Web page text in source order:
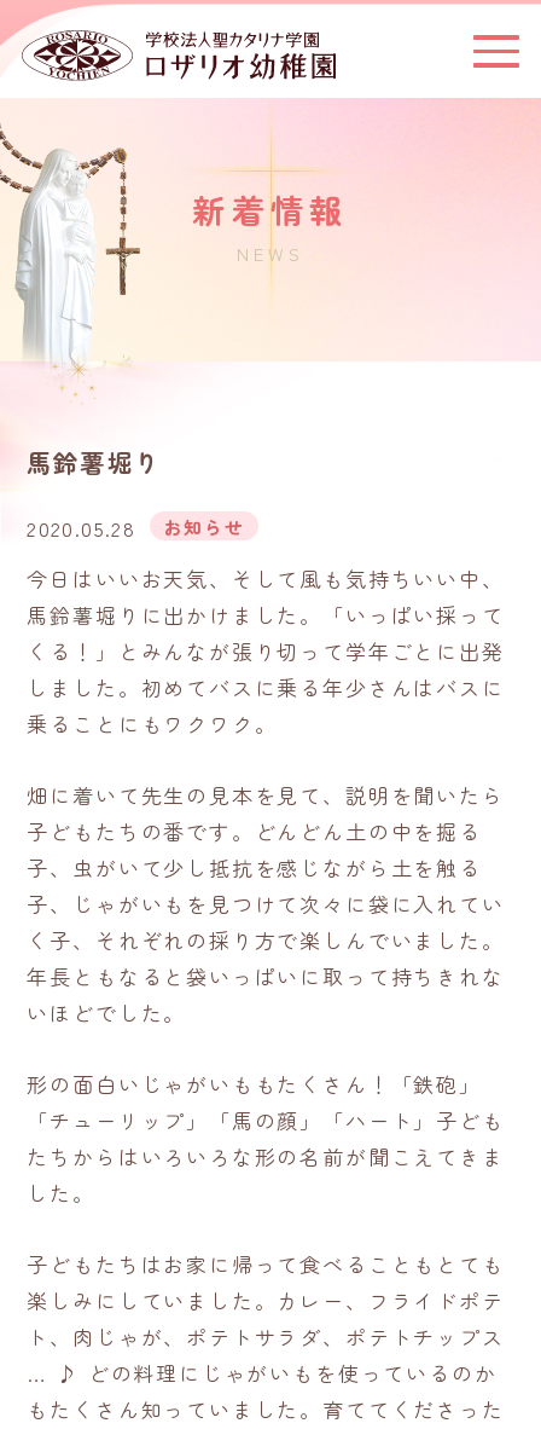
新着情報
NEWS
馬鈴薯堀り
2020.05.28 お知らせ
今日はいいお天気、そして風も気持ちいい中、
馬鈴薯堀りに出かけました。「いっぱい採って
くる！」とみんなが張り切って学年ごとに出発
しました。初めてバスに乗る年少さんはバスに
乗ることにもワクワク。
畑に着いて先生の見本を見て、説明を聞いたら
子どもたちの番です。どんどん土の中を掘る
子、虫がいて少し抵抗を感じながら土を触る
子、じゃがいもを見つけて次々に袋に入れてい
く子、それぞれの採り方で楽しんでいました。
年長ともなると袋いっぱいに取って持ちきれな
いほどでした。
形の面白いじゃがいももたくさん！「鉄砲」
「チューリップ」「馬の顔」「ハート」子ども
たちからはいろいろな形の名前が聞こえてきま
した。
子どもたちはお家に帰って食べることもとても
楽しみにしていました。カレー、フライドポテ
ト、肉じゃが、ポテトサラダ、ポテトチップス
… ♪ どの料理にじゃがいもを使っているのか
もたくさん知っていました。育ててくださった